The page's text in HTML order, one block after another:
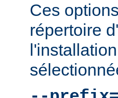
Ces
répertoire